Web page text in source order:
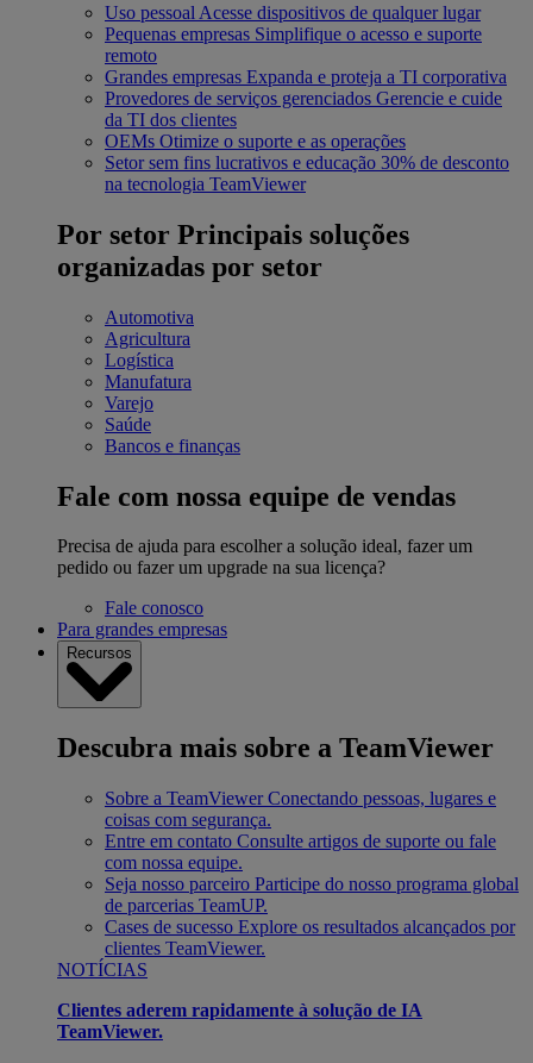
Uso pessoal Acesse dispositivos de qualquer lugar
Pequenas empresas Simplifique o acesso e suporte
remoto
Grandes empresas Expanda e proteja a TI corporativa
Provedores de serviços gerenciados Gerencie e cuide
da TI dos clientes
OEMs Otimize o suporte e as operações
Setor sem fins lucrativos e educação 30% de desconto
na tecnologia TeamViewer
Por setor Principais soluções
organizadas por setor
Automotiva
Agricultura
Logística
Manufatura
Varejo
Saúde
Bancos e finanças
Fale com nossa equipe de vendas
Precisa de ajuda para escolher a solução ideal, fazer um
pedido ou fazer um upgrade na sua licença?
Fale conosco
Para grandes empresas
Recursos
Descubra mais sobre a TeamViewer
Sobre a TeamViewer Conectando pessoas, lugares e
coisas com segurança.
Entre em contato Consulte artigos de suporte ou fale
com nossa equipe.
Seja nosso parceiro Participe do nosso programa global
de parcerias TeamUP.
Cases de sucesso Explore os resultados alcançados por
clientes TeamViewer.
NOTÍCIAS
Clientes aderem rapidamente à solução de IA
TeamViewer.